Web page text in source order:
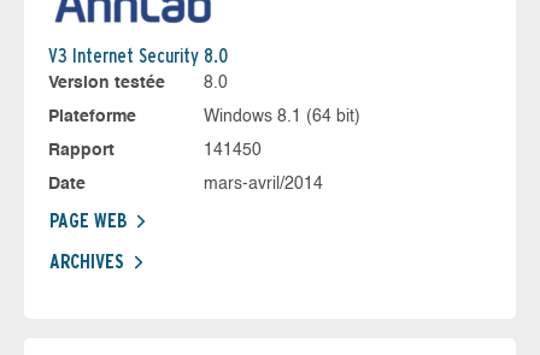
V3 Internet Security 8.0
Version testée
8.0
Plateforme
Windows 8.1 (64 bit)
Rapport
141450
Date
mars-avril/2014
PAGE WEB
ARCHIVES